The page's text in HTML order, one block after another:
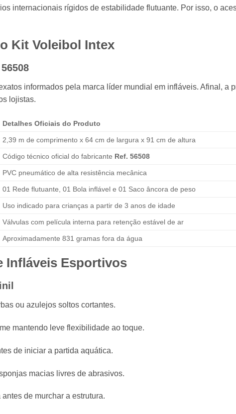
internacionais rígidos de estabilidade flutuante. Por isso, o
Kit Voleibol Intex
informados pela marca líder mundial em infláveis. Afinal, a
lojistas.
Detalhes Oficiais do Produto
2,39 m de comprimento x 64 cm de largura x 91 cm de altura
Código técnico oficial do fabricante Ref. 56508
PVC pneumático de alta resistência mecânica
01 Rede flutuante, 01 Bola inflável e 01 Saco âncora de peso
Uso indicado para crianças a partir de 3 anos de idade
Válvulas com película interna para retenção estável de ar
Aproximadamente 831 gramas fora da água
Infláveis Esportivos
ou azulejos soltos cortantes.
mantendo leve flexibilidade ao toque.
de iniciar a partida aquática.
macias livres de abrasivos.
de murchar a estrutura.